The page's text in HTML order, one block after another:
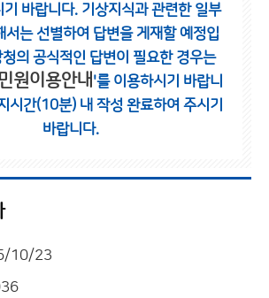
기 바랍니다. 기상지식과 관련한 일부
서는 선별하여 답변을 게재할 예정입
의 공식적인 답변이 필요한 경우는
원이용안내 '를 이용하시기 바랍니
시간(10분) 내 작성 완료하여 주시기
바랍니다.
10/23